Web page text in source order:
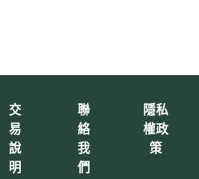
交
易
說
明
聯
絡
我
們
隱私
權政
策